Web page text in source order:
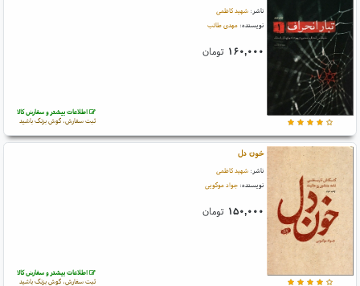
ناشر: شهید کاظمی
نویسنده: مهدی طائب
۱۶۰,۰۰۰ تومان
اطلاعات بیشتر و سفارش کالا
ثبت سفارش، گوش بزنگ باشید
خون دل
ناشر: شهید کاظمی
نویسنده: جواد موگویی
۱۵۰,۰۰۰ تومان
اطلاعات بیشتر و سفارش کالا
ثبت سفارش، گوش بزنگ باشید